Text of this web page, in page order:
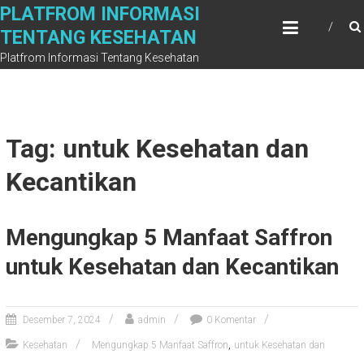
Skip
content
PLATFROM INFORMASI
TENTANG KESEHATAN
Platfrom Informasi Tentang Kesehatan
Tag: untuk Kesehatan dan
Kecantikan
Mengungkap 5 Manfaat Saffron
untuk Kesehatan dan Kecantikan
Desember 7, 2024 admin 0 Komentar
Kesehatan Mengungkap 5 Manfaat Saffron, untuk Kesehatan dan